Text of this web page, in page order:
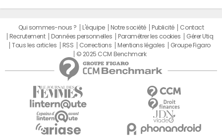
Qui sommes-nous ? L'équipe Notre société Publicité
Contact
Recrutement
Données personnelles Paramétrer les cookies
Gérer Utiq
Tous les articles
RSS Corrections Mentions légales
Groupe Figaro
© 2025 CCM Benchmark